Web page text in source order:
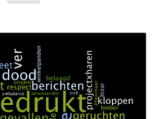
inhoud